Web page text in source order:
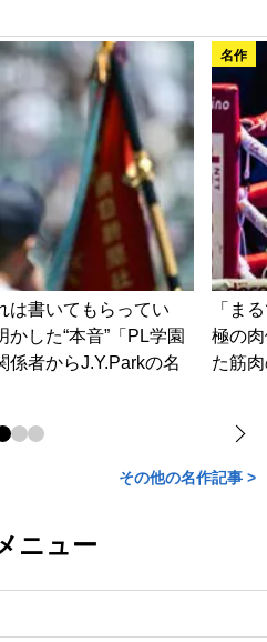
は書いてもらってい
した“本音”「PL学園
係者からJ.Y.Parkの名
名作
「ま
極の
た筋
その他の名作記事 >
ニュー